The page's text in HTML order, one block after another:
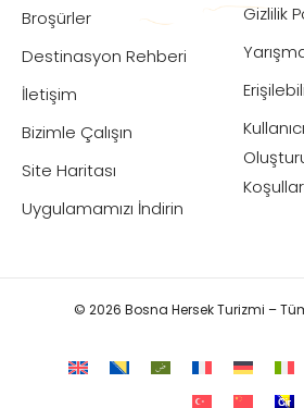
Broşürler
Destinasyon Rehberi
İletişim
Bizimle Çalışın
Site Haritası
Uygulamamızı İndirin
Gizlilik
© 2026 Bosna Hersek Turizmi –